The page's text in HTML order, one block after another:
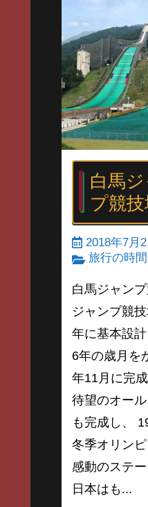
白馬
プ競
2018年7月
旅行の時間
白馬ジャン
ジャンプ競
年に基本設計
6年の歳月を
年11月に完
待望のオー
も完成し、
冬季オリンピ
感動のステー
日本はも...